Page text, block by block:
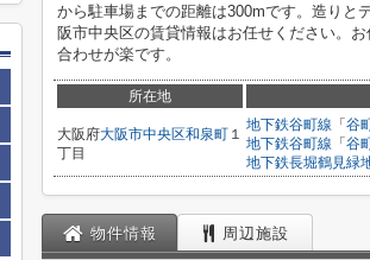
から駐車場までの距離は300mです。造りと
阪市中央区の賃貸情報はお任せください。
合わせが楽です。
所在地
大阪府大阪市中央区和泉町 １
丁目
地下鉄谷町線 「 谷
地下鉄谷町線 「 谷
地下鉄長堀鶴見緑
物件情報 周辺施設